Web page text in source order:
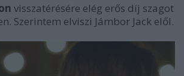
visszatérésére elég erős díj szagot
Szerintem elviszi Jámbor Jack elől.